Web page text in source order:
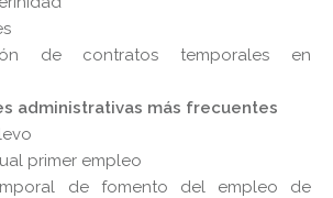
de contratos temporales en
administrativas más frecuentes
primer empleo
de fomento del empleo de